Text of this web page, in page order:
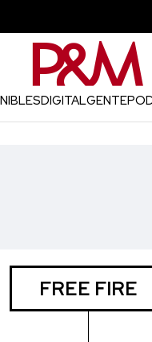
DIGITALGENTE
FREE FIRE